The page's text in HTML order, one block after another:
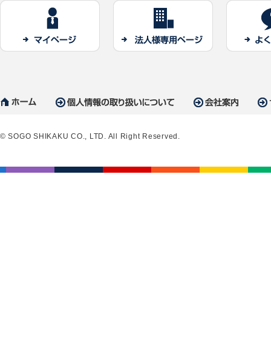
© SOGO SHIKAKU CO., LTD. All Right Reserved.